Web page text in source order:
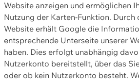
Website anzeigen und ermöglichen
Nutzung der Karten-Funktion. Durch
Website erhält Google die
entsprechende Unterseite unserer
haben. Dies erfolgt unabhängig
Nutzerkonto bereitstellt, über das
oder ob kein Nutzerkonto besteht.